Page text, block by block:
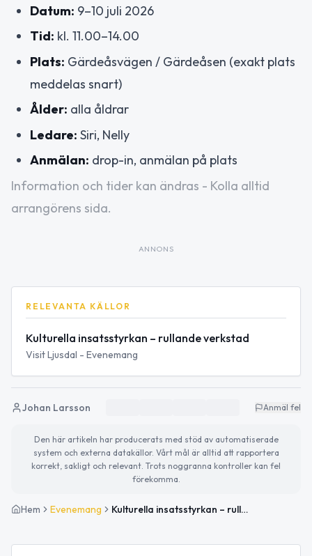
Datum: 9–10 juli 2026
Tid: kl. 11.00–14.00
Plats: Gärdeåsvägen / Gärdeåsen (exakt plats
meddelas snart)
Ålder: alla åldrar
Ledare: Siri, Nelly
Anmälan: drop-in, anmälan på plats
Information och tider kan ändras - Kolla alltid
arrangörens sida.
ANNONS
RELEVANTA KÄLLOR
Kulturella insatsstyrkan – rullande verkstad
Visit Ljusdal - Evenemang
Johan Larsson Anmäl fel
Den här artikeln har producerats med stöd av automatiserade
system och externa datakällor. Vårt mål är alltid att rapportera
korrekt, sakligt och relevant. Trots noggranna kontroller kan fel
förekomma.
Hem Evenemang Kulturella insatsstyrkan – rullande verkstad